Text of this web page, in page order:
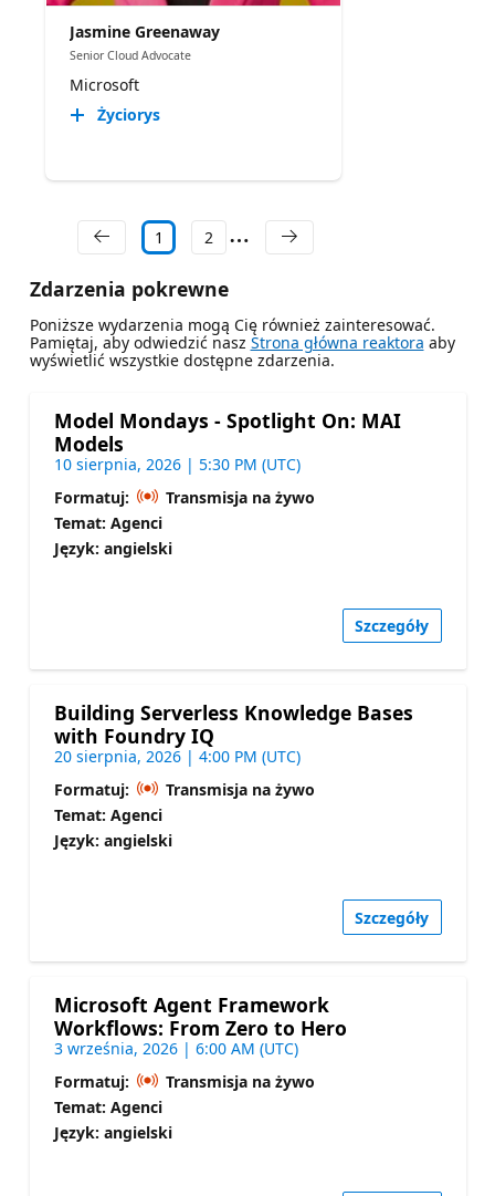
Jasmine Greenaway
Senior Cloud Advocate
Microsoft
Życiorys
1 2
Zdarzenia pokrewne
Poniższe wydarzenia mogą Cię również zainteresować.
Pamiętaj, aby odwiedzić nasz Strona główna reaktora aby
wyświetlić wszystkie dostępne zdarzenia.
Model Mondays - Spotlight On: MAI
Models
10 sierpnia, 2026 | 5:30 PM (UTC)
Formatuj:
Transmisja na żywo
Temat: Agenci
Język: angielski
Szczegóły
Building Serverless Knowledge Bases
with Foundry IQ
20 sierpnia, 2026 | 4:00 PM (UTC)
Formatuj:
Transmisja na żywo
Temat: Agenci
Język: angielski
Szczegóły
Microsoft Agent Framework
Workflows: From Zero to Hero
3 września, 2026 | 6:00 AM (UTC)
Formatuj:
Transmisja na żywo
Temat: Agenci
Język: angielski